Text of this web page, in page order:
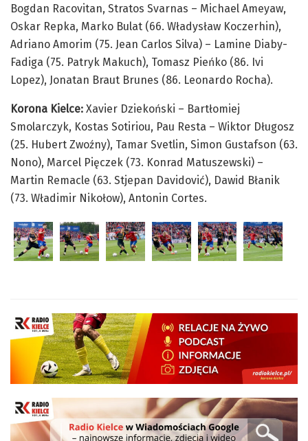
Bogdan Racovitan, Stratos Svarnas – Michael Ameyaw,
Oskar Repka, Marko Bulat (66. Władysław Koczerhin),
Adriano Amorim (75. Jean Carlos Silva) – Lamine Diaby-
Fadiga (75. Patryk Makuch), Tomasz Pieńko (86. Ivi
Lopez), Jonatan Braut Brunes (86. Leonardo Rocha).
Korona Kielce: Xavier Dziekoński – Bartłomiej
Smolarczyk, Kostas Sotiriou, Pau Resta – Wiktor Długosz
(25. Hubert Zwoźny), Tamar Svetlin, Simon Gustafson (63.
Nono), Marcel Pięczek (73. Konrad Matuszewski) –
Martin Remacle (63. Stjepan Davidović), Dawid Błanik
(73. Władimir Nikołow), Antonin Cortes.